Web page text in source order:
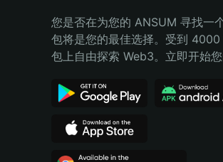
Bahasa Indonesia
Español (Argentina)
您是否在为您的 ANSUM 寻找一
包将是您的最佳选择。受到
包上自由探索 Web3。立即开始您